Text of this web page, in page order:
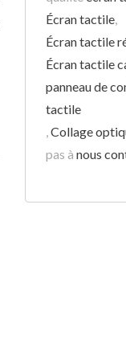
Écran tactile,
Écran tactile
Écran tactile
panneau de
tactile
,Collage
pas à nous